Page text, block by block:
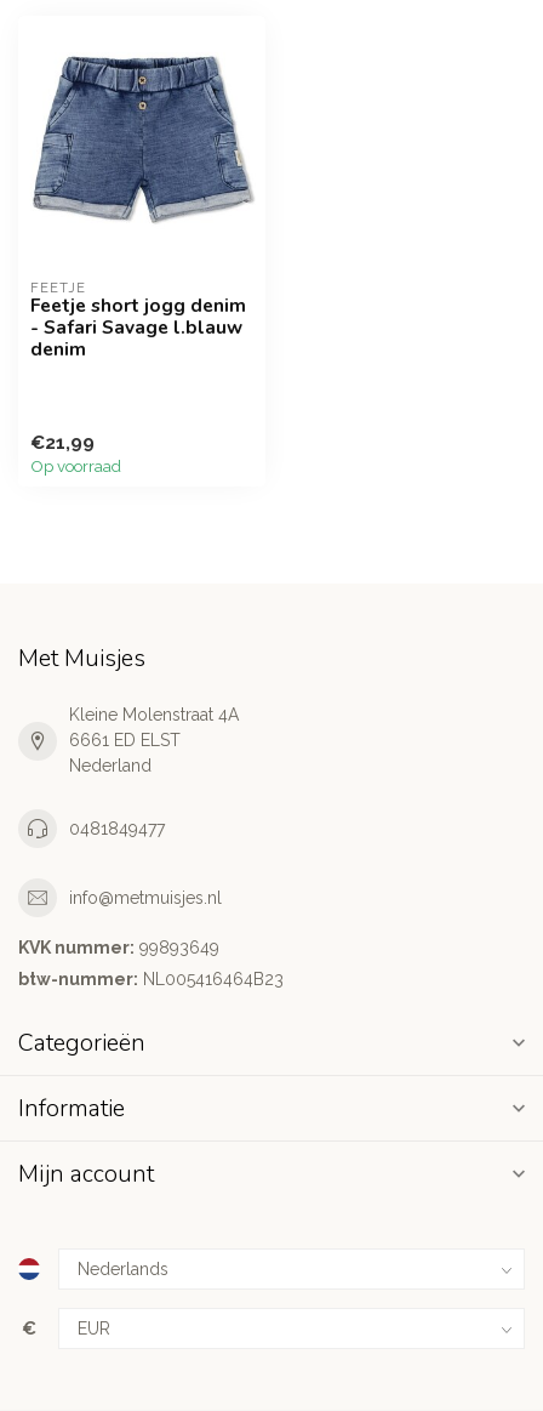
FEETJE
Feetje short jogg denim
- Safari Savage l.blauw
denim
€21,99
Op voorraad
Met Muisjes
Kleine Molenstraat 4A
6661 ED ELST
Nederland
0481849477
info@metmuisjes.nl
KVK nummer: 99893649
btw-nummer: NL005416464B23
Categorieën
Informatie
Mijn account
€